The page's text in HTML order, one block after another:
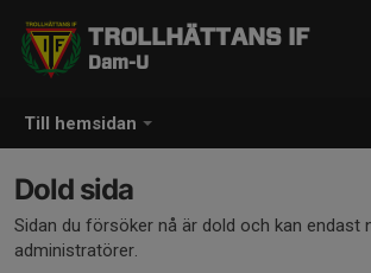
Till hemsidan
TROLLHÄTTANS IF
Dam-U
Dold sida
Sidan du försöker nå är dold och kan endast
administratörer.